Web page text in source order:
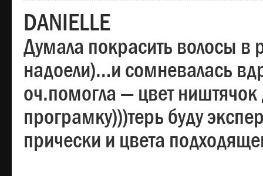
DANIELLE
Думала покрасить волосы
надоели)…и сомневалась
оч.помогла — цвет
програмку)))терь буду
прически и цвета